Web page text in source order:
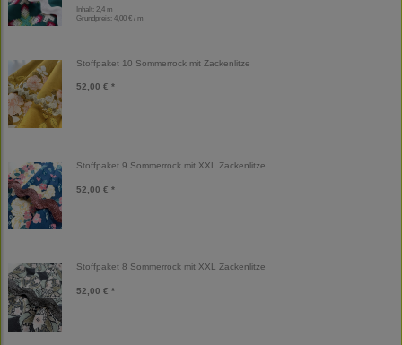
Inhalt: 2,4 m
Grundpreis: 4,00 € / m
Stoffpaket 10 Sommerrock mit Zackenlitze
52,00 € *
Stoffpaket 9 Sommerrock mit XXL Zackenlitze
52,00 € *
Stoffpaket 8 Sommerrock mit XXL Zackenlitze
52,00 € *